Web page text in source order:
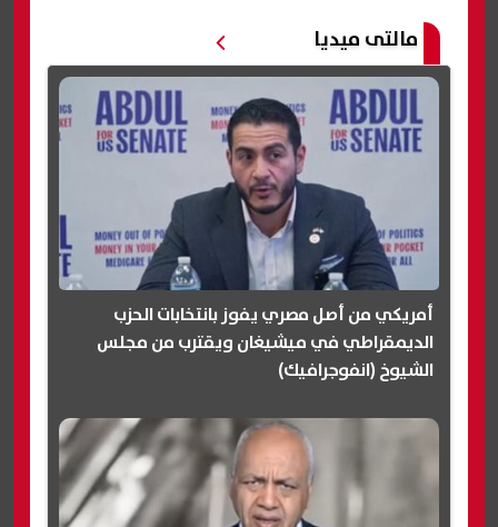
مالتى ميديا
أمريكي من أصل مصري يفوز بانتخابات الحزب
الديمقراطي في ميشيغان ويقترب من مجلس
الشيوخ (انفوجرافيك)